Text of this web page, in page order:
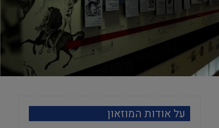
על אודות המוזאון